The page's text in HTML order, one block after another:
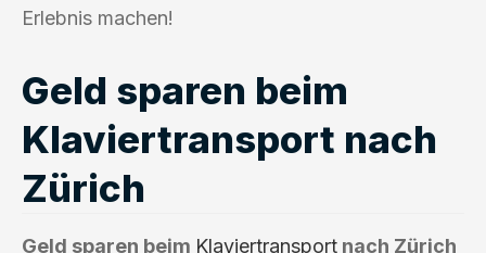
Erlebnis machen!
Geld sparen beim
Klaviertransport nach
Zürich
Geld sparen beim Klaviertransport nach Zürich